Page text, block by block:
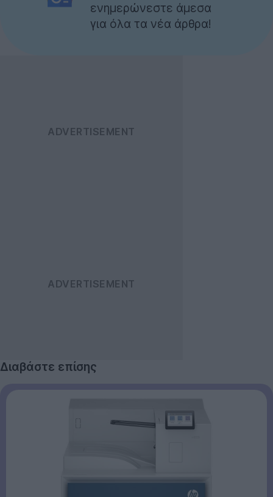
ενημερώνεστε άμεσα
για όλα τα νέα άρθρα!
Διαβάστε επίσης